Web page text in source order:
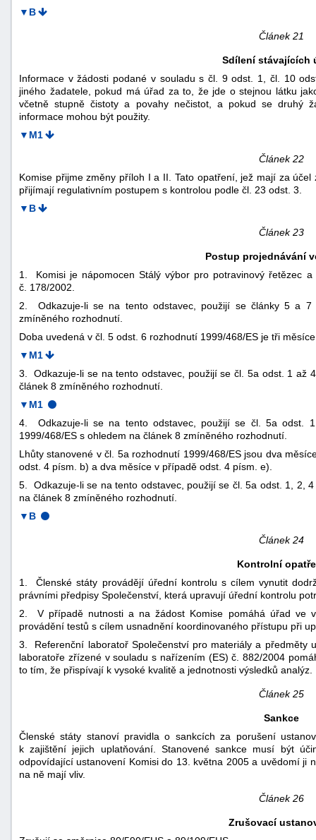
▼B
Článek 21
Sdílení stávajících
Informace v žádosti podané v souladu s čl. 9 odst. 1, čl. 10
jiného žadatele, pokud má úřad za to, že jde o stejnou látku
včetně stupně čistoty a povahy nečistot, a pokud se druhý
informace mohou být použity.
▼M1
Článek 22
Komise přijme změny příloh I a II. Tato opatření, jež mají za
přijímají regulativním postupem s kontrolou podle čl. 23 odst. 3.
▼B
Článek 23
Postup projednávání
1. Komisi je nápomocen Stálý výbor pro potravinový řetězec
č. 178/2002.
2. Odkazuje-li se na tento odstavec, použijí se články 5 a 7
zmíněného rozhodnutí.
Doba uvedená v čl. 5 odst. 6 rozhodnutí 1999/468/ES je tři
▼M1
3. Odkazuje-li se na tento odstavec, použijí se čl. 5a odst. 1 až
článek 8 zmíněného rozhodnutí.
▼M1
4. Odkazuje-li se na tento odstavec, použijí se čl. 5a odst.
1999/468/ES s ohledem na článek 8 zmíněného rozhodnutí.
Lhůty stanovené v čl. 5a rozhodnutí 1999/468/ES jsou dva
odst. 4 písm. b) a dva měsíce v případě odst. 4 písm. e).
5. Odkazuje-li se na tento odstavec, použijí se čl. 5a odst. 1, 2,
na článek 8 zmíněného rozhodnutí.
▼B
Článek 24
Kontrolní
1. Členské státy provádějí úřední kontrolu s cílem vynutit
právními předpisy Společenství, která upravují úřední kontrolu
2. V případě nutnosti a na žádost Komise pomáhá úřad ve
provádění testů s cílem usnadnění koordinovaného přístupu při
3. Referenční laboratoř Společenství pro materiály a předměty
laboratoře zřízené v souladu s nařízením (ES) č. 882/2004
to tím, že přispívají k vysoké kvalitě a jednotnosti výsledků analýz.
Článek 25
Sankce
Členské státy stanoví pravidla o sankcích za porušení
k zajištění jejich uplatňování. Stanovené sankce musí být
odpovídající ustanovení Komisi do 13. května 2005 a uvědomí ji
na ně mají vliv.
Článek 26
Zrušovací